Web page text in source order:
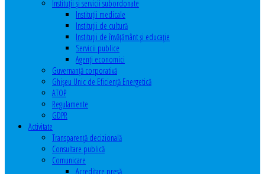
Instituţii şi servicii subordonate
Instituţii medicale
Instituţii de cultură
Instituţii de învăţământ şi educaţie
Servicii publice
Agenţi economici
Guvernanță corporativă
Ghişeu Unic de Eficienţă Energetică
ATOP
Regulamente
GDPR
Activitate
Transparenţă decizională
Consultare publică
Comunicare
Acreditare presă